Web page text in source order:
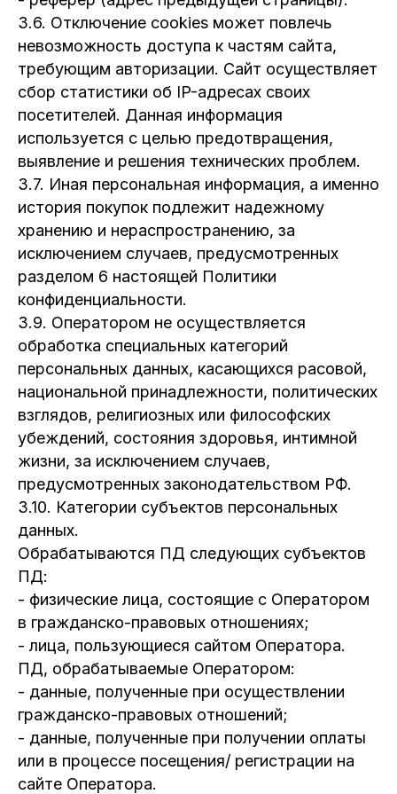
3.6. Отключение cookies может повлечь
невозможность доступа к частям сайта,
требующим авторизации. Сайт осуществляет
сбор статистики об IP-адресах своих
посетителей. Данная информация
используется с целью предотвращения,
выявление и решения технических проблем.
3.7. Иная персональная информация, а именно
история покупок подлежит надежному
хранению и нераспространению, за
исключением случаев, предусмотренных
разделом 6 настоящей Политики
конфиденциальности.
3.9. Оператором не осуществляется
обработка специальных категорий
персональных данных, касающихся расовой,
национальной принадлежности, политических
взглядов, религиозных или философских
убеждений, состояния здоровья, интимной
жизни, за исключением случаев,
предусмотренных законодательством РФ.
3.10. Категории субъектов персональных
данных.
Обрабатываются ПД следующих субъектов
ПД:
- физические лица, состоящие с Оператором
в гражданско-правовых отношениях;
- лица, пользующиеся сайтом Оператора.
ПД, обрабатываемые Оператором:
- данные, полученные при осуществлении
гражданско-правовых отношений;
- данные, полученные при получении оплаты
или в процессе посещения/ регистрации на
сайте Оператора.